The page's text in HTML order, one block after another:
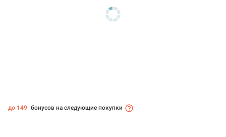
до 149 бонусов на следующие покупки